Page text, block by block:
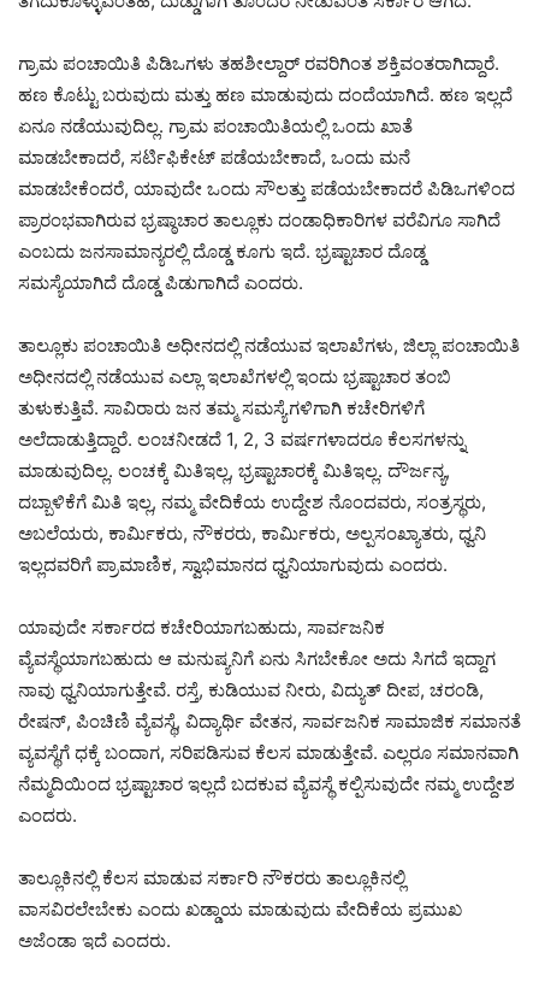
ಗ್ರಾಮ ಪಂಚಾಯಿತಿ ಪಿಡಿಒಗಳು ತಹಶೀಲ್ದಾರ್ ರವರಿಗಿಂತ ಶಕ್ತಿವಂತರಾಗಿದ್ದಾರೆ.
ಹಣ ಕೊಟ್ಟು ಬರುವುದು ಮತ್ತು ಹಣ ಮಾಡುವುದು ದಂದೆಯಾಗಿದೆ. ಹಣ ಇಲ್ಲದೆ
ಏನೂ ನಡೆಯುವುದಿಲ್ಲ. ಗ್ರಾಮ ಪಂಚಾಯಿತಿಯಲ್ಲಿ ಒಂದು ಖಾತೆ
ಮಾಡಬೇಕಾದರೆ, ಸರ್ಟಿಫಿಕೇಟ್ ಪಡೆಯಬೇಕಾದೆ, ಒಂದು ಮನೆ
ಮಾಡಬೇಕೆಂದರೆ, ಯಾವುದೇ ಒಂದು ಸೌಲತ್ತು ಪಡೆಯಬೇಕಾದರೆ ಪಿಡಿಒಗಳಿಂದ
ಪ್ರಾರಂಭವಾಗಿರುವ ಭ್ರಷ್ಠಾಚಾರ ತಾಲ್ಲೂಕು ದಂಡಾಧಿಕಾರಿಗಳ ವರೆವಿಗೂ ಸಾಗಿದೆ
ಎಂಬದು ಜನಸಾಮಾನ್ಯರಲ್ಲಿ ದೊಡ್ಡ ಕೂಗು ಇದೆ. ಭ್ರಷ್ಟಾಚಾರ ದೊಡ್ಡ
ಸಮಸ್ಯೆಯಾಗಿದೆ ದೊಡ್ಡ ಪಿಡುಗಾಗಿದೆ ಎಂದರು.
ತಾಲ್ಲೂಕು ಪಂಚಾಯಿತಿ ಅಧೀನದಲ್ಲಿ ನಡೆಯುವ ಇಲಾಖೆಗಳು, ಜಿಲ್ಲಾ ಪಂಚಾಯಿತಿ
ಅಧೀನದಲ್ಲಿ ನಡೆಯುವ ಎಲ್ಲಾ ಇಲಾಖೆಗಳಲ್ಲಿ ಇಂದು ಭ್ರಷ್ಟಾಚಾರ ತಂಬಿ
ತುಳುಕುತ್ತಿವೆ. ಸಾವಿರಾರು ಜನ ತಮ್ಮ ಸಮಸ್ಯೆಗಳಿಗಾಗಿ ಕಚೇರಿಗಳಿಗೆ
ಅಲೆದಾಡುತ್ತಿದ್ದಾರೆ. ಲಂಚನೀಡದೆ 1, 2, 3 ವರ್ಷಗಳಾದರೂ ಕೆಲಸಗಳನ್ನು
ಮಾಡುವುದಿಲ್ಲ. ಲಂಚಕ್ಕೆ ಮಿತಿಇಲ್ಲ, ಭ್ರಷ್ಟಾಚಾರಕ್ಕೆ ಮಿತಿಇಲ್ಲ. ದೌರ್ಜನ್ಯ,
ದಬ್ಬಾಳಿಕೆಗೆ ಮಿತಿ ಇಲ್ಲ, ನಮ್ಮ ವೇದಿಕೆಯ ಉದ್ದೇಶ ನೊಂದವರು, ಸಂತ್ರಸ್ಥರು,
ಅಬಲೆಯರು, ಕಾರ್ಮಿಕರು, ನೌಕರರು, ಕಾರ್ಮಿಕರು, ಅಲ್ಪಸಂಖ್ಯಾತರು, ಧ್ವನಿ
ಇಲ್ಲದವರಿಗೆ ಪ್ರಾಮಾಣಿಕ, ಸ್ವಾಭಿಮಾನದ ಧ್ವನಿಯಾಗುವುದು ಎಂದರು.
ಯಾವುದೇ ಸರ್ಕಾರದ ಕಚೇರಿಯಾಗಬಹುದು, ಸಾರ್ವಜನಿಕ
ವ್ಯೆವಸ್ಥೆಯಾಗಬಹುದು ಆ ಮನುಷ್ಯನಿಗೆ ಏನು ಸಿಗಬೇಕೋ ಅದು ಸಿಗದೆ ಇದ್ದಾಗ
ನಾವು ಧ್ವನಿಯಾಗುತ್ತೇವೆ. ರಸ್ತೆ, ಕುಡಿಯುವ ನೀರು, ವಿದ್ಯುತ್ ದೀಪ, ಚರಂಡಿ,
ರೇಷನ್, ಪಿಂಚಿಣಿ ವ್ಯೆವಸ್ಥೆ, ವಿದ್ಯಾರ್ಥಿ ವೇತನ, ಸಾರ್ವಜನಿಕ ಸಾಮಾಜಿಕ ಸಮಾನತೆ
ವ್ಯವಸ್ಥೆಗೆ ಧಕ್ಕೆ ಬಂದಾಗ, ಸರಿಪಡಿಸುವ ಕೆಲಸ ಮಾಡುತ್ತೇವೆ. ಎಲ್ಲರೂ ಸಮಾನವಾಗಿ
ನೆಮ್ಮದಿಯಿಂದ ಭ್ರಷ್ಟಾಚಾರ ಇಲ್ಲದೆ ಬದಕುವ ವ್ಯೆವಸ್ಥೆ ಕಲ್ಪಿಸುವುದೇ ನಮ್ಮ ಉದ್ದೇಶ
ಎಂದರು.
ತಾಲ್ಲೂಕಿನಲ್ಲಿ ಕೆಲಸ ಮಾಡುವ ಸರ್ಕಾರಿ ನೌಕರರು ತಾಲ್ಲೂಕಿನಲ್ಲಿ
ವಾಸವಿರಲೇಬೇಕು ಎಂದು ಖಡ್ಡಾಯ ಮಾಡುವುದು ವೇದಿಕೆಯ ಪ್ರಮುಖ
ಅಜೆಂಡಾ ಇದೆ ಎಂದರು.